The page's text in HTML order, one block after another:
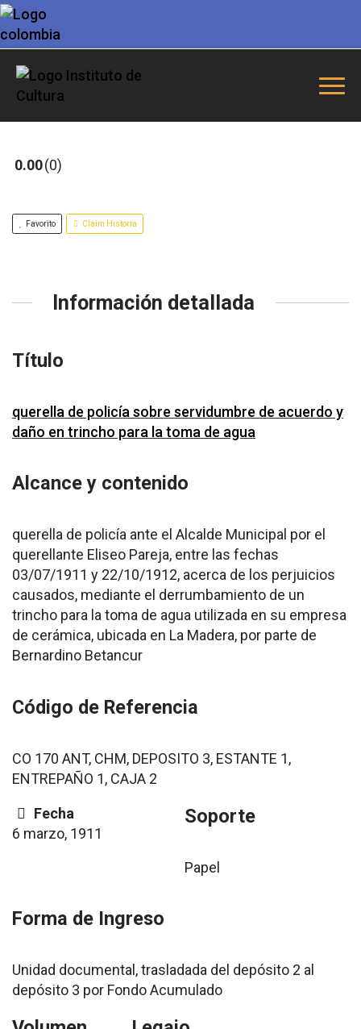
0.00 0
Favorito Claim Historia
Información detallada
Título
querella de policía sobre servidumbre de acuerdo y
daño en trincho para la toma de agua
Alcance y contenido
querella de policía ante el Alcalde Municipal por el
querellante Eliseo Pareja, entre las fechas
03/07/1911 y 22/10/1912, acerca de los perjuicios
causados, mediante el derrumbamiento de un
trincho para la toma de agua utilizada en su empresa
de cerámica, ubicada en La Madera, por parte de
Bernardino Betancur
Código de Referencia
CO 170 ANT, CHM, DEPOSITO 3, ESTANTE 1,
ENTREPAÑO 1, CAJA 2
Fecha
6 marzo, 1911
Soporte
Papel
Forma de Ingreso
Unidad documental, trasladada del depósito 2 al
depósito 3 por Fondo Acumulado